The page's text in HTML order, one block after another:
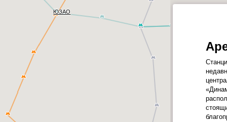
ЮЗАО